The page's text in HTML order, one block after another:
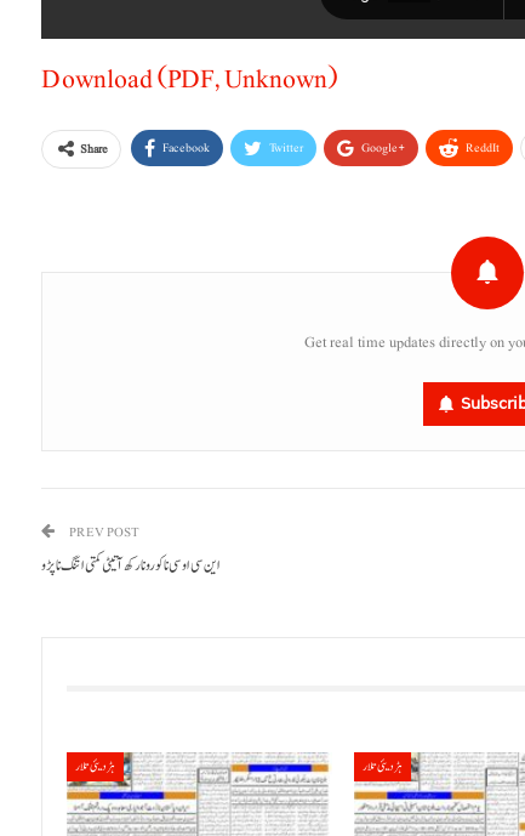
Download (PDF, Unknown)
Share Facebook Twitter Google+ ReddIt
Get real time updates directly on
PREV POST
این سی او سی نا کورونا رکھ آتیٹی کمتی اتنگ نا پڑو
ہڑدیئی تلار ہڑدیئی تلار